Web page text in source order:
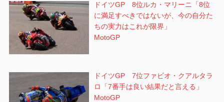
ドイツGP 8位ルカ・マリーニ「8位
に満足すべきではないが、今の自分た
ちの実力はこれが限界」
MotoGP
ドイツGP 7位ファビオ・クアルタラ
ロ「7番手は良い結果だと言える」
MotoGP